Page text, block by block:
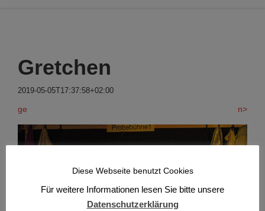
Gretchen
2019-05-05T17:37:58+02:00
ge n>
Diese Webseite benutzt Cookies
Für weitere Informationen lesen Sie bitte unsere
Datenschutzerklärung